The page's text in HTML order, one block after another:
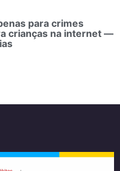
para crimes
crianças na internet —